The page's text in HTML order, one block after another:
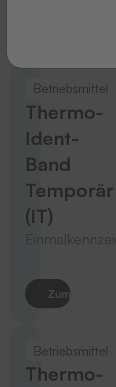
Betriebsmittel
Thermo-
Ident-
Band
Temporär
(IT)
Zum Produkt
Betriebsmittel
Thermo-